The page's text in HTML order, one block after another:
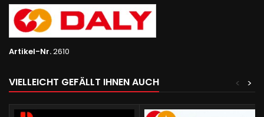
Artikel-Nr.2610
VIELLEICHT GEFÄLLT IHNEN AUCH >
<